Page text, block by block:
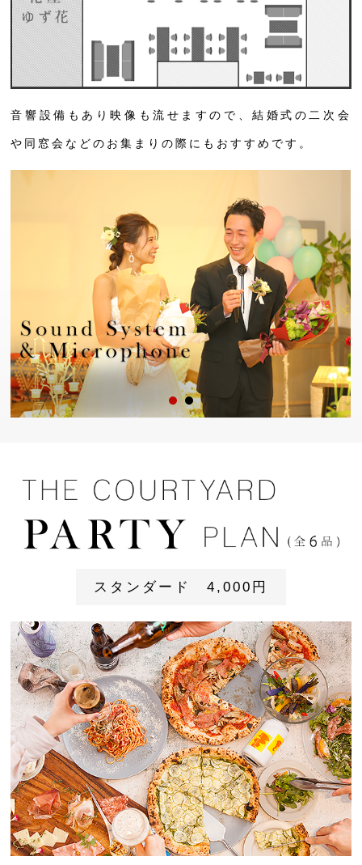
音響設備もあり映像も流せますので、結婚式の二次会
や同窓会などのお集まりの際にもおすすめです。
スタンダード 4,000円